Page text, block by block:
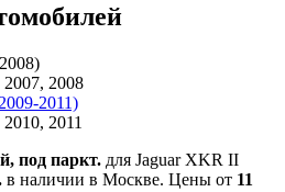
2008
2011)
2011
под паркт. для Jaguar XKR II
в наличии в Москве. Цены от 11